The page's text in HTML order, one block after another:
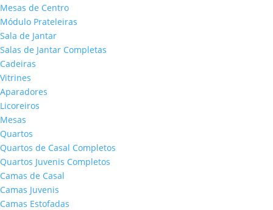
Mesas de Centro
Módulo Prateleiras
Sala de Jantar
Salas de Jantar Completas
Cadeiras
Vitrines
Aparadores
Licoreiros
Mesas
Quartos
Quartos de Casal Completos
Quartos Juvenis Completos
Camas de Casal
Camas Juvenis
Camas Estofadas